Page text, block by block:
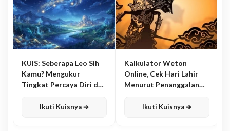
KUIS: Seberapa Leo Sih
Kamu? Mengukur
Tingkat Percaya Diri dan
Ikuti Kuisnya ➔
Kalkulator Weton
Online, Cek Hari Lahir
Menurut Penanggalan
Ikuti Kuisnya ➔